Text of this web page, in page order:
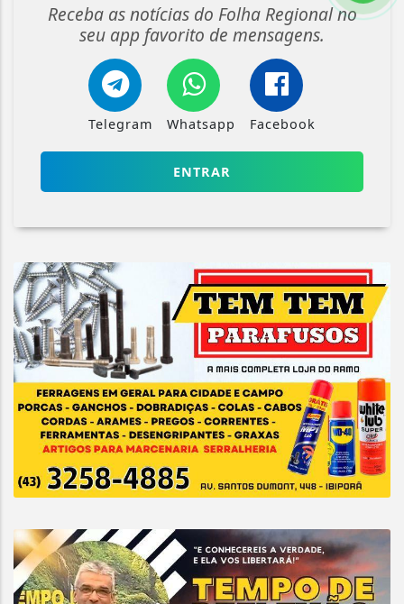
Receba as notícias do Folha Regional no
seu app favorito de mensagens.
Telegram Whatsapp Facebook
ENTRAR